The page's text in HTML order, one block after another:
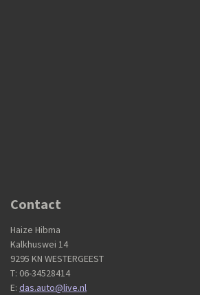
Contact
Haize Hibma
Kalkhuswei 14
9295 KN WESTERGEEST
T: 06-34528414
E: das.auto@live.nl